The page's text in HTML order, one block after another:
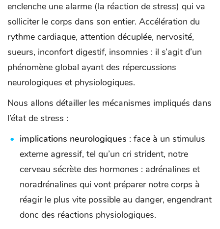
enclenche une alarme (la réaction de stress) qui va
solliciter le corps dans son entier. Accélération du
rythme cardiaque, attention décuplée, nervosité,
sueurs, inconfort digestif, insomnies : il s’agit d’un
phénomène global ayant des répercussions
neurologiques et physiologiques.
Nous allons détailler les mécanismes impliqués dans
l’état de stress :
implications neurologiques : face à un stimulus
externe agressif, tel qu’un cri strident, notre
cerveau sécrète des hormones : adrénalines et
noradrénalines qui vont préparer notre corps à
réagir le plus vite possible au danger, engendrant
donc des réactions physiologiques.